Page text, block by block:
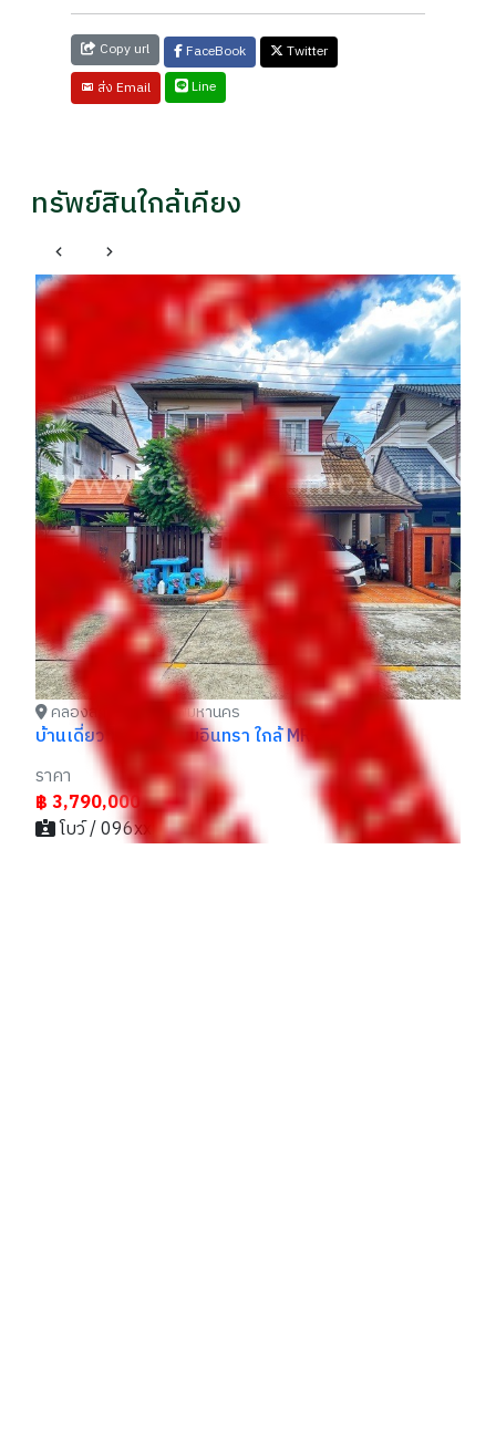
Copy url FaceBook
Twitter
ส่ง Email
Line
ทรัพย์สินใกล้เคียง
คลองสามวา กรุงเทพมหานคร
ทาวน์เฮ้าส์ บ้านเพชรไพลินวิลล์ ซอยพระยาสุเรนทร์
30 คลองสามวา
ราคา
฿ 1,630,000
แก้วตา / 083xxxxx38